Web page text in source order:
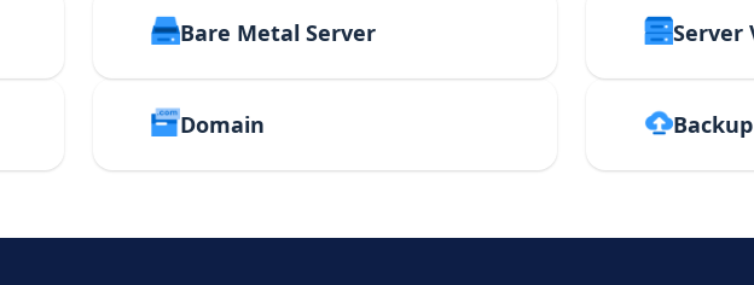
Bare Metal Server Server
Domain